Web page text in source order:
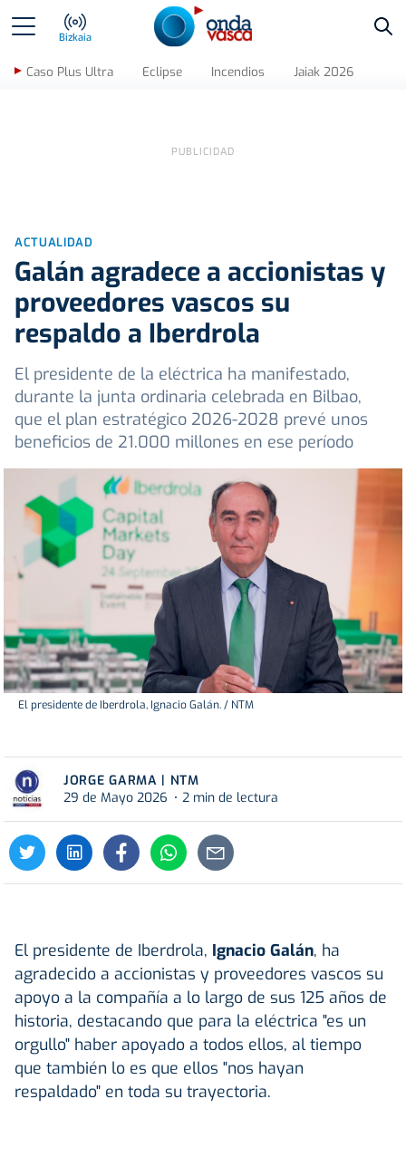
Bizkaia
Caso Plus Ultra Eclipse Incendios Jaiak 2026
ACTUALIDAD
Galán agradece a accionistas y
proveedores vascos su
respaldo a Iberdrola
El presidente de la eléctrica ha manifestado,
durante la junta ordinaria celebrada en Bilbao,
que el plan estratégico 2026-2028 prevé unos
beneficios de 21.000 millones en ese período
El presidente de Iberdrola, Ignacio Galán. / NTM
JORGE GARMA | NTM
29 de Mayo 2026
2 min de lectura
El presidente de Iberdrola, Ignacio Galán, ha
agradecido a accionistas y proveedores vascos su
apoyo a la compañía a lo largo de sus 125 años de
historia, destacando que para la eléctrica "es un
orgullo" haber apoyado a todos ellos, al tiempo
que también lo es que ellos "nos hayan
respaldado" en toda su trayectoria.